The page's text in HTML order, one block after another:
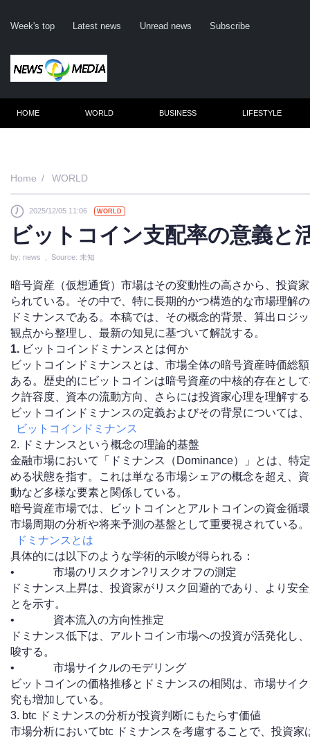
Week's top Latest news Unread news Subscribe
Click
HOME WORLD BUSINESS LIFESTYLE
Home WORLD
2025/12/05 11:06 WORLD
ビットコイン支配率の意義と
by: news , Source: 未知
暗号資産（仮想通貨）市場はその変動性の高さから、投資
られている。その中で、特に長期的かつ構造的な市場理解
ドミナンスである。本稿では、その概念的背景、算出ロジ
観点から整理し、最新の知見に基づいて解説する。
1. ビットコインドミナンスとは何か
ビットコインドミナンスとは、市場全体の暗号資産時価総
ある。歴史的にビットコインは暗号資産の中核的存在とし
ク許容度、資本の流動方向、さらには投資家心理を理解す
ビットコインドミナンスの定義およびその背景については
ビットコインドミナンス
2. ドミナンスという概念の理論的基盤
金融市場において「ドミナンス（Dominance）」とは、特
める状態を指す。これは単なる市場シェアの概念を超え、
動など多様な要素と関係している。
暗号資産市場では、ビットコインとアルトコインの資金循
市場周期の分析や将来予測の基盤として重要視されている。
ドミナンスとは
具体的には以下のような学術的示唆が得られる：
• 市場のリスクオン?リスクオフの測定
ドミナンス上昇は、投資家がリスク回避的であり、より安
とを示す。
• 資本流入の方向性推定
ドミナンス低下は、アルトコイン市場への投資が活発化し
唆する。
• 市場サイクルのモデリング
ビットコインの価格推移とドミナンスの相関は、市場サイ
究も増加している。
3. btc ドミナンスの分析が投資判断にもたらす価値
市場分析においてbtc ドミナンスを考慮することで、投資